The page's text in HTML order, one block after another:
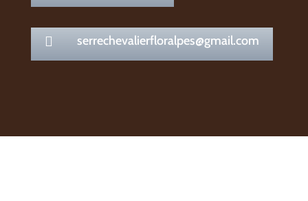
 serrechevalierfloralpes@gmail.com